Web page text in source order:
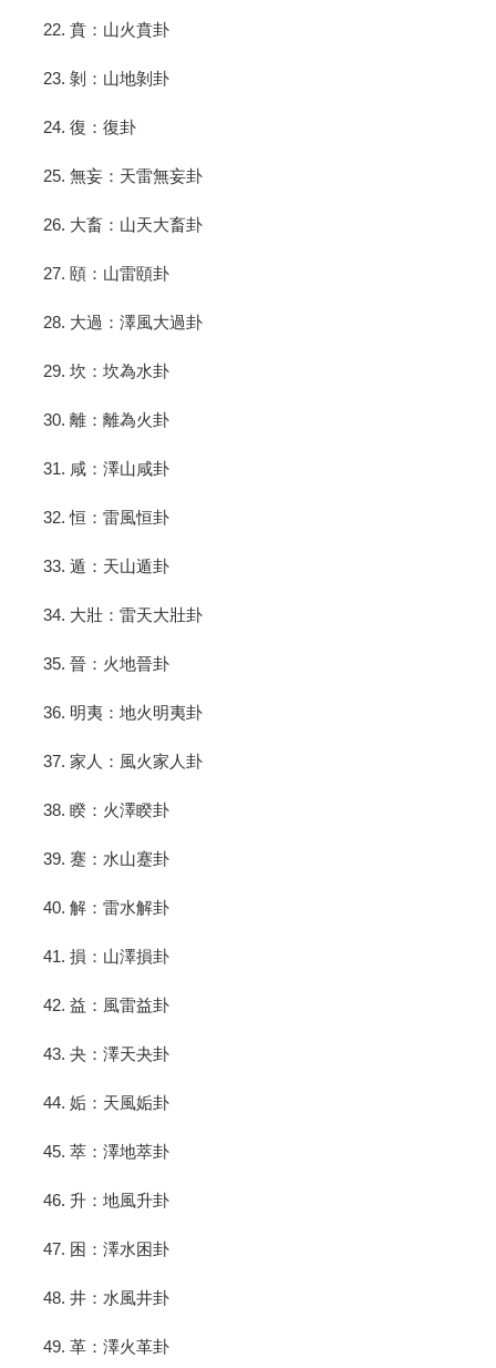
22. 賁：山火賁卦
23. 剝：山地剝卦
24. 復：復卦
25. 無妄：天雷無妄卦
26. 大畜：山天大畜卦
27. 頤：山雷頤卦
28. 大過：澤風大過卦
29. 坎：坎為水卦
30. 離：離為火卦
31. 咸：澤山咸卦
32. 恒：雷風恒卦
33. 遁：天山遁卦
34. 大壯：雷天大壯卦
35. 晉：火地晉卦
36. 明夷：地火明夷卦
37. 家人：風火家人卦
38. 睽：火澤睽卦
39. 蹇：水山蹇卦
40. 解：雷水解卦
41. 損：山澤損卦
42. 益：風雷益卦
43. 夬：澤天夬卦
44. 姤：天風姤卦
45. 萃：澤地萃卦
46. 升：地風升卦
47. 困：澤水困卦
48. 井：水風井卦
49. 革：澤火革卦